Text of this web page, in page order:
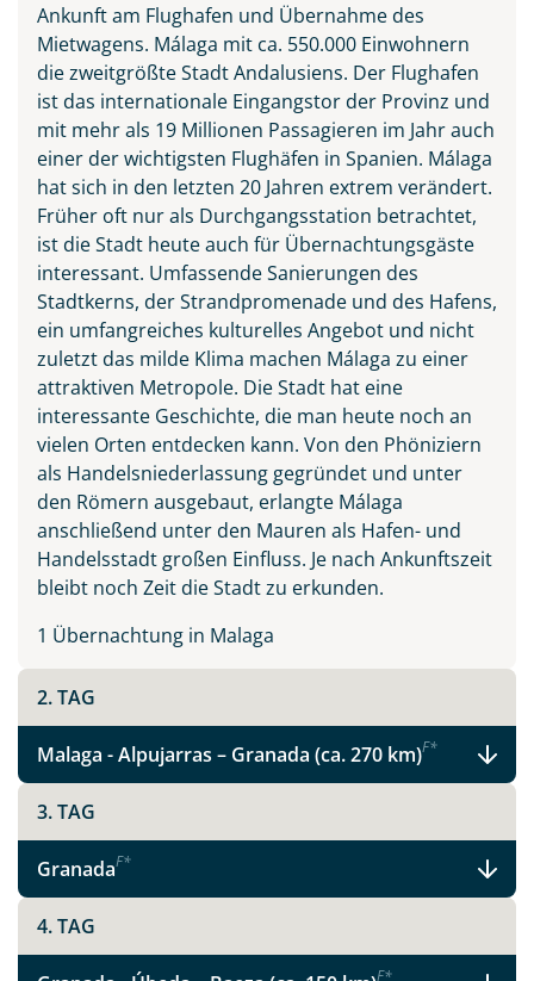
Teile diese Reise
Ankunft am Flughafen und Übernahme des
Mietwagens. Málaga mit ca. 550.000 Einwohnern
die zweitgrößte Stadt Andalusiens. Der Flughafen
ist das internationale Eingangstor der Provinz und
mit mehr als 19 Millionen Passagieren im Jahr auch
einer der wichtigsten Flughäfen in Spanien. Málaga
hat sich in den letzten 20 Jahren extrem verändert.
Früher oft nur als Durchgangsstation betrachtet,
ist die Stadt heute auch für Übernachtungsgäste
interessant. Umfassende Sanierungen des
Stadtkerns, der Strandpromenade und des Hafens,
ein umfangreiches kulturelles Angebot und nicht
zuletzt das milde Klima machen Málaga zu einer
attraktiven Metropole. Die Stadt hat eine
interessante Geschichte, die man heute noch an
vielen Orten entdecken kann. Von den Phöniziern
als Handelsniederlassung gegründet und unter
den Römern ausgebaut, erlangte Málaga
anschließend unter den Mauren als Hafen- und
Handelsstadt großen Einfluss. Je nach Ankunftszeit
bleibt noch Zeit die Stadt zu erkunden.
1 Übernachtung in Malaga
2. TAG
Malaga - Alpujarras – Granada (ca. 270 km)F*
3. TAG
GranadaF*
4. TAG
F*